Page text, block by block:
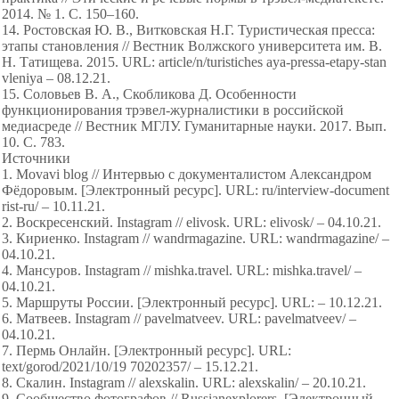
2014. № 1. С. 150–160.
14. Ростовская Ю. В., Витковская Н.Г. Туристическая пресса:
этапы становления // Вестник Волжского университета им. В.
Н. Татищева. 2015. URL: article/n/turistiches aya-pressa-etapy-stan
vleniya – 08.12.21.
15. Соловьев В. А., Скобликова Д. Особенности
функционирования трэвел-журналистики в российской
медиасреде // Вестник МГЛУ. Гуманитарные науки. 2017. Вып.
10. С. 783.
Источники
1. Movavi blog // Интервью с документалистом Александром
Фёдоровым. [Электронный ресурс]. URL: ru/interview-document
rist-ru/ – 10.11.21.
2. Воскресенский. Instagram // elivosk. URL: elivosk/ – 04.10.21.
3. Кириенко. Instagram // wandrmagazine. URL: wandrmagazine/ –
04.10.21.
4. Мансуров. Instagram // mishka.travel. URL: mishka.travel/ –
04.10.21.
5. Маршруты России. [Электронный ресурс]. URL: – 10.12.21.
6. Матвеев. Instagram // pavelmatveev. URL: pavelmatveev/ –
04.10.21.
7. Пермь Онлайн. [Электронный ресурс]. URL:
text/gorod/2021/10/19 70202357/ – 15.12.21.
8. Скалин. Instagram // alexskalin. URL: alexskalin/ – 20.10.21.